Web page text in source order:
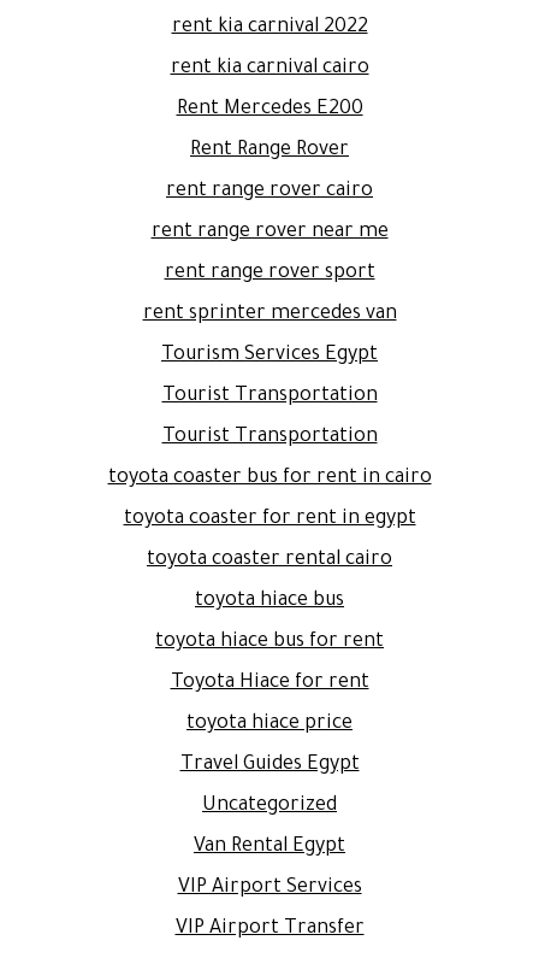
rent kia carnival 2022
rent kia carnival cairo
Rent Mercedes E200
Rent Range Rover
rent range rover cairo
rent range rover near me
rent range rover sport
rent sprinter mercedes van
Tourism Services Egypt
Tourist Transportation
Tourist Transportation
toyota coaster bus for rent in cairo
toyota coaster for rent in egypt
toyota coaster rental cairo
toyota hiace bus
toyota hiace bus for rent
Toyota Hiace for rent
toyota hiace price
Travel Guides Egypt
Uncategorized
Van Rental Egypt
VIP Airport Services
VIP Airport Transfer